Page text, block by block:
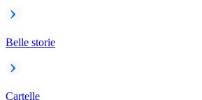
Belle storie
Cartelle